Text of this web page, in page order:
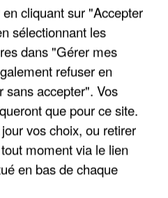
cliquant sur "Accepter
sélectionnant les
dans "Gérer mes
refuser en
sans accepter". Vos
que pour ce site.
vos choix, ou retirer
moment via le lien
en bas de chaque